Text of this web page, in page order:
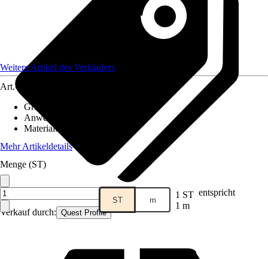
Verkauf durch: Quest Profile
Weitere Artikel des Verkäufers
Art.-Nr.
Grundfarbe
Anwendungsbereich
Material:
Mehr Artikeldetails
Menge (ST)
ST m 1 ST entspricht
1 m